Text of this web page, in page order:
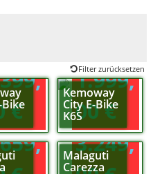
Filter zurücksetzen
Bike
€
Kemoway
City E-Bike
K6S
1.999,
00€
Malaguti
Carezza
3.249,